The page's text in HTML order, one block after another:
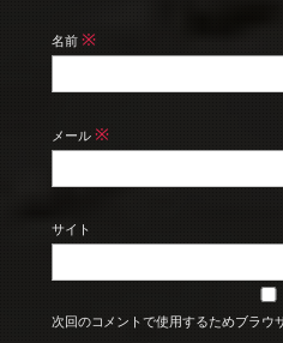
名前 ※
メール ※
サイト
次回のコメントで使用するためブラウ